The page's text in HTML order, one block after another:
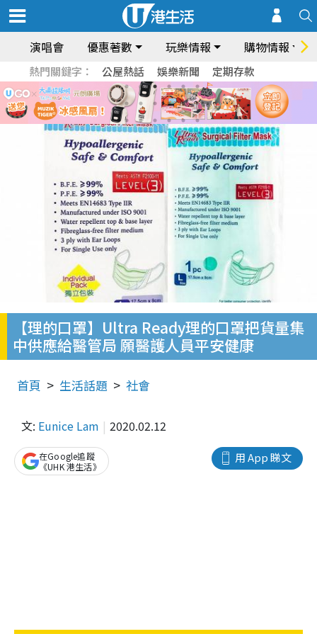
演唱會 優惠著數 玩樂情報 購物情報
熱門關鍵字： 公屋熱話 娛樂新聞 定期存款
【理的口罩】Ultra Ready理的口罩把貨量集
中供應給醫管局 願醫護人員平安健康
首頁 生活話題 社會
文: Eunice Lam 2020.02.12
用 App 睇文
在Google追蹤
《UHK 港生活》